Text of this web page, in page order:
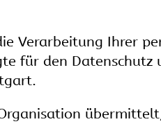
Verarbeitung Ihrer
für den Datenschutz